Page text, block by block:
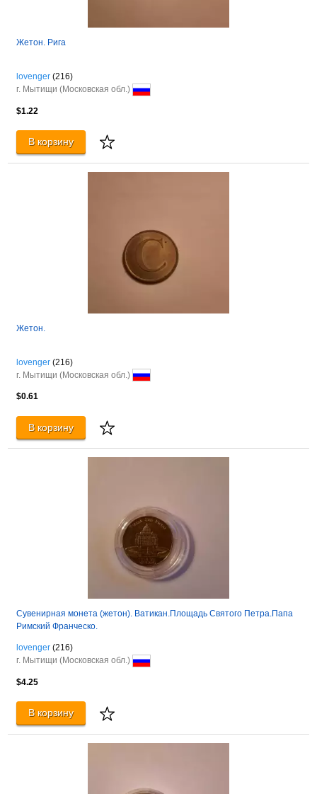
Жетон. Рига
lovenger (216)
г. Мытищи (Московская обл.)
$1.22
В корзину
Жетон.
lovenger (216)
г. Мытищи (Московская обл.)
$0.61
В корзину
Сувенирная монета (жетон). Ватикан.Площадь Святого Петра.Папа
Римский Франческо.
lovenger (216)
г. Мытищи (Московская обл.)
$4.25
В корзину